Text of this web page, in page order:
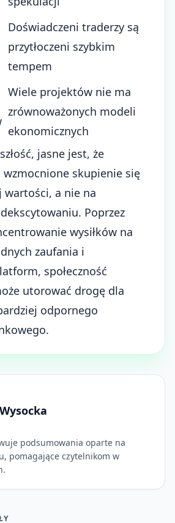
Doświadczeni traderzy są
przytłoczeni szybkim
tempem
Wiele projektów nie ma
zrównoważonych modeli
ekonomicznych
jasne jest, że
skupienie się
wartości, a nie na
Poprzez
wysiłków na
zaufania i
społeczność
utorować drogę dla
odpornego
podsumowania oparte na
pomagające czytelnikom w